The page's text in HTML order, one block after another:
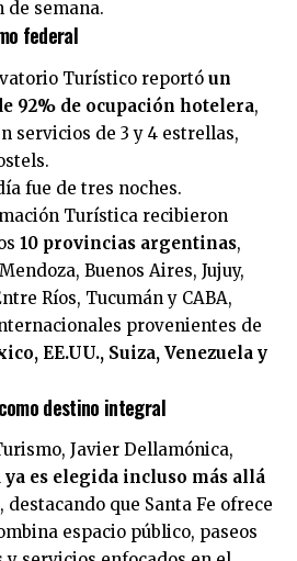
semana.
federal
Turístico reportó un
92% de ocupación hotelera,
servicios de 3 y 4 estrellas,
fue de tres noches.
Turística recibieron
10 provincias argentinas,
Buenos Aires, Jujuy,
Ríos, Tucumán y CABA,
provenientes de
EE.UU., Suiza, Venezuela y
destino integral
Javier Dellamónica,
ya es elegida incluso más allá
, destacando que Santa Fe ofrece
espacio público, paseos